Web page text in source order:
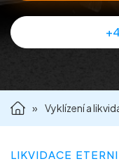
Kontakt
» Vyklízení a
LIKVIDACE